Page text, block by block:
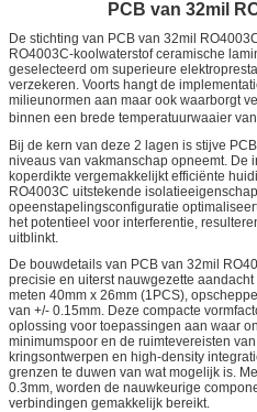
PCB van 32mil
De stichting van PCB van 32mil
RO4003C-koolwaterstof ceramische
geselecteerd om superieure
verzekeren. Voorts hangt de
milieunormen aan maar ook waarborgt
binnen een brede temperatuurwaaier
Bij de kern van deze 2 lagen is stijve
niveaus van vakmanschap opneemt. De
koperdikte vergemakkelijkt efficiënte
RO4003C uitstekende
opeenstapelingsconfiguratie
het potentieel voor interferentie,
uitblinkt.
De bouwdetails van PCB van 32mil
precisie en uiterst nauwgezette
meten 40mm x 26mm (1PCS),
van +/- 0.15mm. Deze compacte
oplossing voor toepassingen aan waar
minimumspoor en de ruimtevereisten
kringsontwerpen en high-density
grenzen te duwen van wat mogelijk is.
0.3mm, worden de nauwkeurige
verbindingen gemakkelijk bereikt.